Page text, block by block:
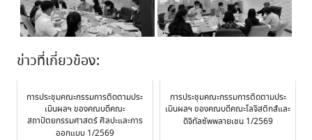
ข่าวที่เกี่ยวข้อง:
การประชุมคณะกรรมการติดตามประ
เมินผลฯ ของคณบดีคณะ
สถาปัตยกรรมศาสตร์ ศิลปะและการ
ออกแบบ 1/2569
การประชุมคณะกรรมการติดตามประ
เมินผลฯ ของคณบดีคณะโลจิสติกส์และ
ดิจิทัลซัพพลายเชน 1/2569